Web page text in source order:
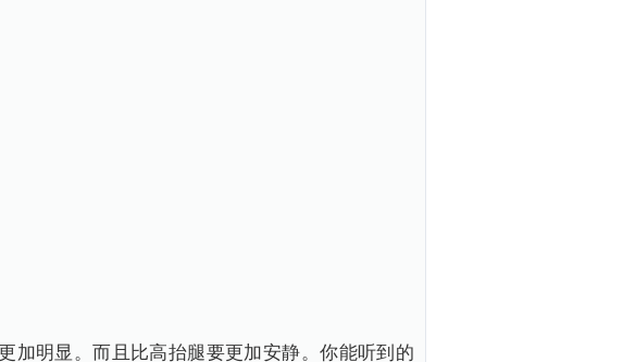
加明显。而且比高抬腿要更加安静。你能听到的